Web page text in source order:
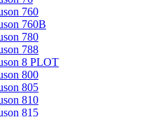
760
760B
780
788
8 PLOT
800
805
810
815